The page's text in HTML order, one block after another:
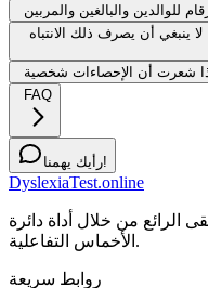
للوالدين والبالغين والمربين
ينبغي أن يصرف ذلك الانتباه
شعرت أن الإحصاءات شخصية
FAQ
رأيك يهمنا!
DyslexiaTest.online
الرائع من خلال أداة دائرة
الأخماس التفاعلية.
روابط سريعة